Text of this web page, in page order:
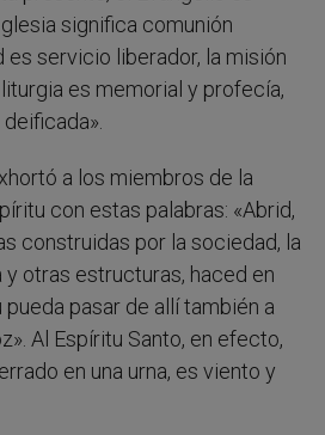
significa comunión
es servicio liberador, la misión
es memorial y profecía,
a los miembros de la
con estas palabras: «Abrid,
construidas por la sociedad, la
otras estructuras, haced en
pasar de allí también a
Al Espíritu Santo, en efecto,
en una urna, es viento y